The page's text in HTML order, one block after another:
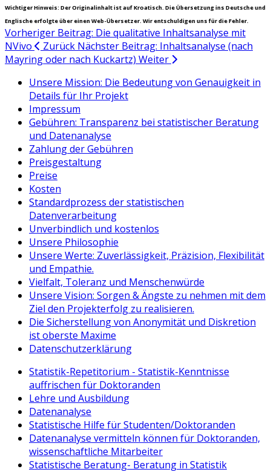
Wichtiger Hinweis: Der Originalinhalt ist auf Kroatisch. Die Übersetzung ins Deutsche und
Englische erfolgte über einen Web-Übersetzer. Wir entschuldigen uns für die Fehler.
Vorheriger Beitrag: Die qualitative Inhaltsanalyse mit
NVivo
Zurück Nächster Beitrag: Inhaltsanalyse (nach
Mayring oder nach Kuckartz) Weiter
Unsere Mission: Die Bedeutung von Genauigkeit in
Details für Ihr Projekt
Impressum
Gebühren: Transparenz bei statistischer Beratung
und Datenanalyse
Zahlung der Gebühren
Preisgestaltung
Preise
Kosten
Standardprozess der statistischen
Datenverarbeitung
Unverbindlich und kostenlos
Unsere Philosophie
Unsere Werte: Zuverlässigkeit, Präzision, Flexibilität
und Empathie.
Vielfalt, Toleranz und Menschenwürde
Unsere Vision: Sorgen & Ängste zu nehmen mit dem
Ziel den Projekterfolg zu realisieren.
Die Sicherstellung von Anonymität und Diskretion
ist oberste Maxime
Datenschutzerklärung
Statistik-Repetitorium - Statistik-Kenntnisse
auffrischen für Doktoranden
Lehre und Ausbildung
Datenanalyse
Statistische Hilfe für Studenten/Doktoranden
Datenanalyse vermitteln können für Doktoranden,
wissenschaftliche Mitarbeiter
Statistische Beratung- Beratung in Statistik